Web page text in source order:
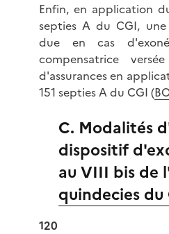
Enfin, en application
septies A du CGI,
due en cas
compensatrice
d'assurances en
151 septies A du CGI (
C. Modalités
dispositif
au VIII bis de
quindecies du
120